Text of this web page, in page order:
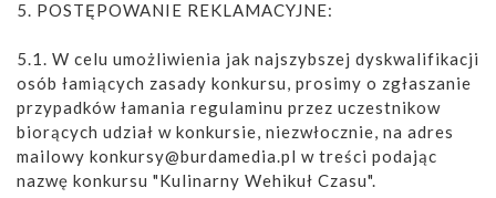
5. POSTĘPOWANIE REKLAMACYJNE:
5.1. W celu umożliwienia jak najszybszej dyskwalifikacji
osób łamiących zasady konkursu, prosimy o zgłaszanie
przypadków łamania regulaminu przez uczestnikow
biorących udział w konkursie, niezwłocznie, na adres
mailowy konkursy@burdamedia.pl w treści podając
nazwę konkursu "Kulinarny Wehikuł Czasu".